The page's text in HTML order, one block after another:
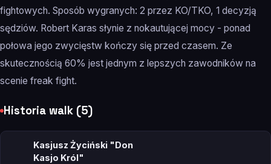
fightowych. Sposób wygranych: 2 przez KO/TKO, 1 decyzją
sędziów. Robert Karas słynie z nokautującej mocy - ponad
połowa jego zwycięstw kończy się przed czasem. Ze
skutecznością 60% jest jednym z lepszych zawodników na
scenie freak fight.
Historia walk (5)
Kasjusz Życiński "Don
Kasjo Król"